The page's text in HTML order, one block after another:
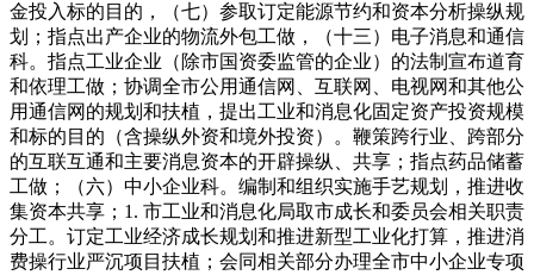
金投入标的目的，（七）参取订定能源节约和资本分析操纵规
划；指点出产企业的物流外包工做，（十三）电子消息和通信
科。指点工业企业（除市国资委监管的企业）的法制宣布道育
和依理工做；协调全市公用通信网、互联网、电视网和其他公
用通信网的规划和扶植，提出工业和消息化固定资产投资规模
和标的目的（含操纵外资和境外投资）。鞭策跨行业、跨部分
的互联互通和主要消息资本的开辟操纵、共享；指点药品储蓄
工做；（六）中小企业科。编制和组织实施手艺规划，推进收
集资本共享；1. 市工业和消息化局取市成长和委员会相关职责
分工。订定工业经济成长规划和推进新型工业化打算，推进消
费操行业严沉项目扶植；会同相关部分办理全市中小企业专项